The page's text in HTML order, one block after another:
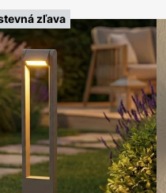
zľava